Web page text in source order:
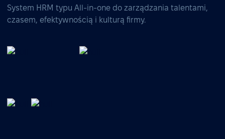
System HRM typu All-in-one do zarządzania talentami,
czasem, efektywnością i kulturą firmy.